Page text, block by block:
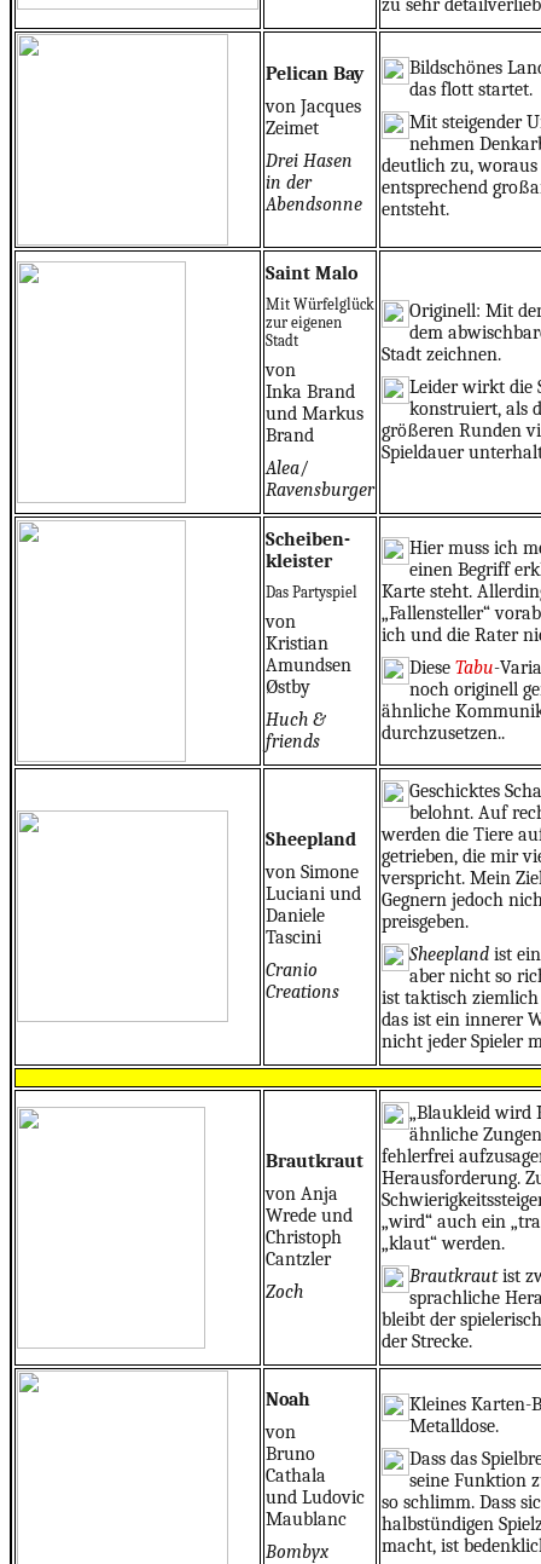
zu sehr
Pelican Bay
von Jacques
Zeimet
Drei Hasen
in der
Abendsonne
Bildschönes
das flott startet.
Mit steigender
nehmen
deutlich zu,
entsprechend
entsteht.
Saint Malo
Mit Würfelglück
zur eigenen
Stadt
von
Inka Brand
und Markus
Brand
Alea/
Ravensburger
Originell: Mit
dem
Stadt zeichnen.
Leider wirkt die
konstruiert, als
größeren Runden
Spieldauer
Scheiben-
kleister
Das Partyspiel
von
Kristian
Amundsen
Østby
Huch &
friends
Hier muss ich
einen Begriff
Karte steht.
„Fallensteller“
ich und die Rater
Diese Tabu-
noch originell
ähnliche
durchzusetzen..
Sheepland
von Simone
Luciani und
Daniele
Tascini
Cranio
Creations
Geschicktes
belohnt. Auf
werden die Tiere
getrieben, die mir
verspricht. Mein
Gegnern jedoch
preisgeben.
Sheepland ist
aber nicht so
ist taktisch
das ist ein innerer
nicht jeder Spieler
Brautkraut
von Anja
Wrede und
Christoph
Cantzler
Zoch
„Blaukleid wird
ähnliche
fehlerfrei
Herausforderung.
„wird“ auch ein
„klaut“ werden.
Brautkrautist
sprachliche
bleibt der
der Strecke.
Noah
von
Bruno
Cathala
und Ludovic
Maublanc
Bombyx
Kleines Karten-
Metalldose.
Dass das
seine Funktion
so schlimm. Dass
halbstündigen
macht, ist